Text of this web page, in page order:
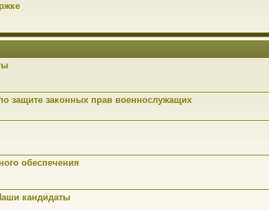
защите законных прав военнослужащих
обеспечения
кандидаты